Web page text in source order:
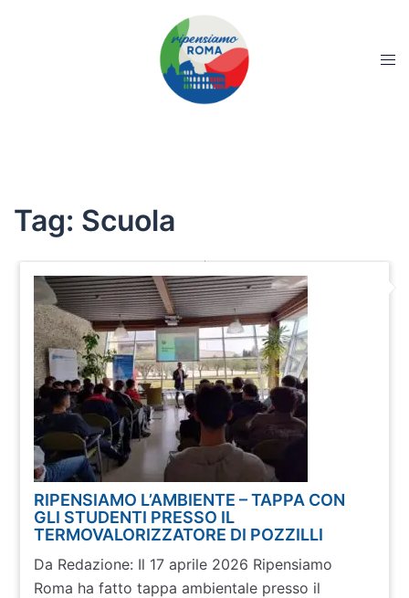
Tag: Scuola
RIPENSIAMO L’AMBIENTE – TAPPA CON
GLI STUDENTI PRESSO IL
TERMOVALORIZZATORE DI POZZILLI
Da Redazione: Il 17 aprile 2026 Ripensiamo
Roma ha fatto tappa ambientale presso il